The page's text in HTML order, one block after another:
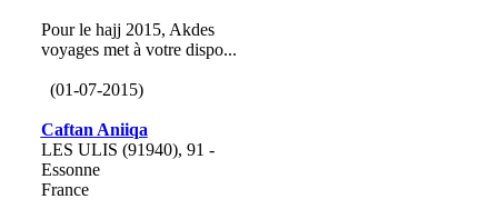
Pour le hajj 2015, Akdes
voyages met à votre dispo...
(01-07-2015)
Caftan Aniiqa
LES ULIS (91940), 91 -
Essonne
France